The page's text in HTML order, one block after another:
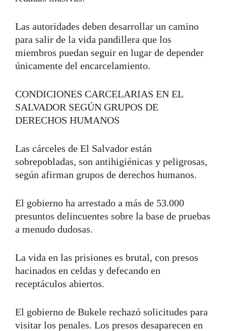
Las autoridades deben desarrollar un camino
para salir de la vida pandillera que los
miembros puedan seguir en lugar de depender
únicamente del encarcelamiento.
CONDICIONES CARCELARIAS EN EL
SALVADOR SEGÚN GRUPOS DE
DERECHOS HUMANOS
Las cárceles de El Salvador están
sobrepobladas, son antihigiénicas y peligrosas,
según afirman grupos de derechos humanos.
El gobierno ha arrestado a más de 53.000
presuntos delincuentes sobre la base de pruebas
a menudo dudosas.
La vida en las prisiones es brutal, con presos
hacinados en celdas y defecando en
receptáculos abiertos.
El gobierno de Bukele rechazó solicitudes para
visitar los penales. Los presos desaparecen en